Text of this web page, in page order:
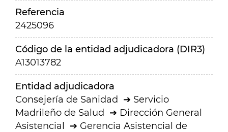
Referencia
2425096
Código de la entidad adjudicadora (DIR3)
A13013782
Entidad adjudicadora
Consejería de Sanidad
Servicio
Madrileño de Salud
Dirección General
Asistencial
Gerencia Asistencial de